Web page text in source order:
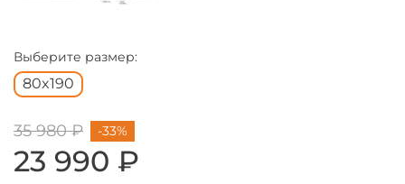
Выберите размер:
80x190
35 980 ₽
23 990 ₽
-33%